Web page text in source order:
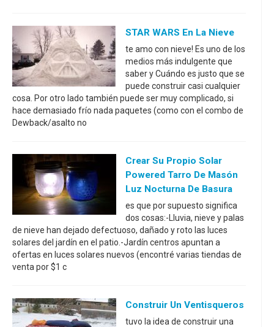
STAR WARS En La Nieve
te amo con nieve! Es uno de los
medios más indulgente que
saber y Cuándo es justo que se
puede construir casi cualquier
cosa. Por otro lado también puede ser muy complicado, si
hace demasiado frío nada paquetes (como con el combo de
Dewback/asalto no
Crear Su Propio Solar
Powered Tarro De Masón
Luz Nocturna De Basura
es que por supuesto significa
dos cosas:-Lluvia, nieve y palas
de nieve han dejado defectuoso, dañado y roto las luces
solares del jardín en el patio.-Jardín centros apuntan a
ofertas en luces solares nuevos (encontré varias tiendas de
venta por $1 c
Construir Un Ventisqueros
tuvo la idea de construir una